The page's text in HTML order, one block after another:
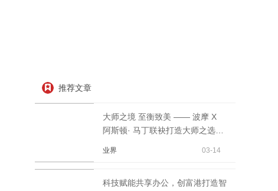
推荐文章
大师之境 至衡致美 —— 波摩 X
阿斯顿· 马丁联袂打造大师之选21
业界 03-14
科技赋能共享办公，创富港打造智